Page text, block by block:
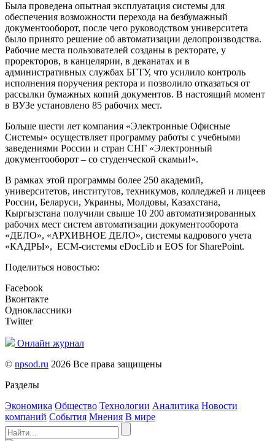
Была проведена опытная эксплуатация системы для
обеспечения возможности перехода на безбумажный
документооборот, после чего руководством университета
было принято решение об автоматизации делопроизводства.
Рабочие места пользователей созданы в ректорате, у
проректоров, в канцелярии, в деканатах и в
административных службах БГТУ, что усилило контроль
исполнения поручения ректора и позволило отказаться от
рассылки бумажных копий документов. В настоящий момент
в ВУЗе установлено 85 рабочих мест.
Больше шести лет компания «Электронные Офисные
Системы» осуществляет программу работы с учебными
заведениями России и стран СНГ «Электронный
документооборот – со студенческой скамьи!».
В рамках этой программы более 250 академий,
университетов, институтов, техникумов, колледжей и лицеев
России, Беларуси, Украины, Молдовы, Казахстана,
Кыргызстана получили свыше 10 200 автоматизированных
рабочих мест систем автоматизации документооборота
«ДЕЛО», «АРХИВНОЕ ДЕЛО», системы кадрового учета
«КАДРЫ», ЕСМ-системы eDocLib и EOS for SharePoint.
Поделиться новостью:
Facebook
Вконтакте
Одноклассники
Twitter
Онлайн журнал
© npsod.ru 2026 Все права защищены
Разделы
Экономика Общество Технологии Аналитика Новости
компаний События Мнения В мире